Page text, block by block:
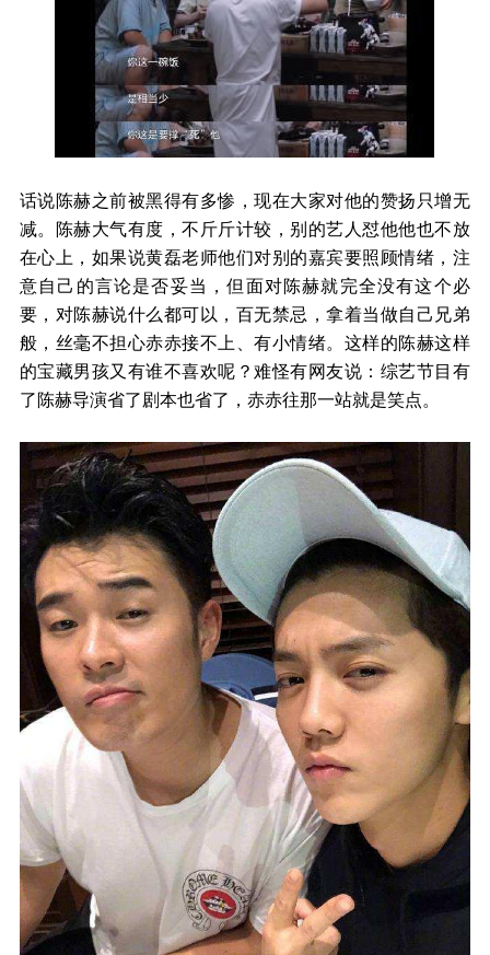
话说陈赫之前被黑得有多惨，现在大家对他的赞扬只增无
减。陈赫大气有度，不斤斤计较，别的艺人怼他他也不放
在心上，如果说黄磊老师他们对别的嘉宾要照顾情绪，注
意自己的言论是否妥当，但面对陈赫就完全没有这个必
要，对陈赫说什么都可以，百无禁忌，拿着当做自己兄弟
般，丝毫不担心赤赤接不上、有小情绪。这样的陈赫这样
的宝藏男孩又有谁不喜欢呢？难怪有网友说：综艺节目有
了陈赫导演省了剧本也省了，赤赤往那一站就是笑点。